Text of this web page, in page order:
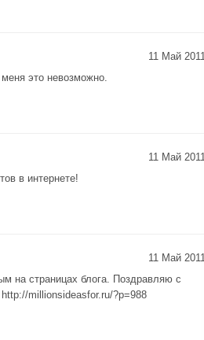
11 Май 2011
это невозможно.
11 Май 2011
в интернете!
11 Май 2011
на страницах блога. Поздравляю с
http://millionsideasfor.ru/?p=988